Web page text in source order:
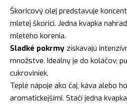
Škoricový olej predstavuje
mletej škorici. Jedna kvapka
mletého korenia.
Sladké pokrmy získavajú
množstve. Ideálny je do koláčov,
cukroviniek.
Teplé nápoje ako čaj, káva alebo
aromatickejšími. Stačí jedna